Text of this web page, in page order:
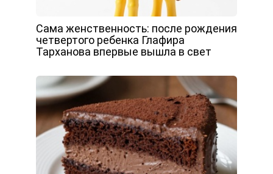
Сама женственность: после рождения
четвертого ребенка Глафира
Тарханова впервые вышла в свет